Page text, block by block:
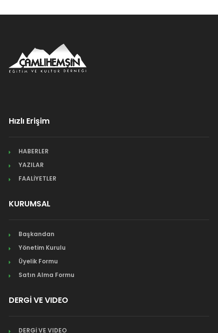
Hızlı Erişim
HABERLER
YAZILAR
FAALİYETLER
KURUMSAL
Başkandan
Yönetim Kurulu
Üyelik Formu
Satın Alma Formu
DERGİ VE VIDEO
DERGİ VE VIDEO